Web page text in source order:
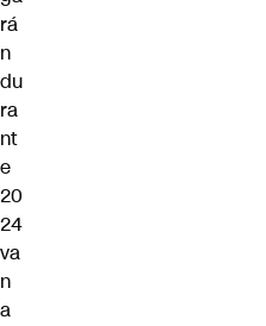
rá
n
du
ra
nt
e
20
24
va
n
a